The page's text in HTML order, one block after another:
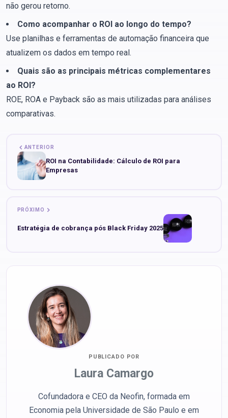
não gerou retorno.
Como acompanhar o ROI ao longo do tempo?
Use planilhas e ferramentas de automação financeira que
atualizem os dados em tempo real.
Quais são as principais métricas complementares
ao ROI?
ROE, ROA e Payback são as mais utilizadas para análises
comparativas.
ANTERIOR
ROI na Contabilidade: Cálculo de ROI para
Empresas
PRÓXIMO
Estratégia de cobrança pós Black Friday 2025
PUBLICADO POR
Laura Camargo
Cofundadora e CEO da Neofin, formada em
Economia pela Universidade de São Paulo e em